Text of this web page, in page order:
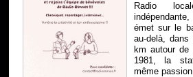
Radio
émet sur le
au-delà,
km autour de
1981, la
même